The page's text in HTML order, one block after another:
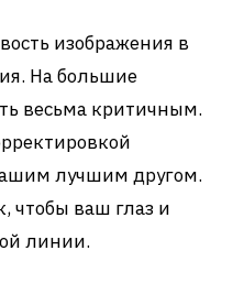
изображения в
На большие
весьма критичным.
лучшим другом.
чтобы ваш глаз и
линии.